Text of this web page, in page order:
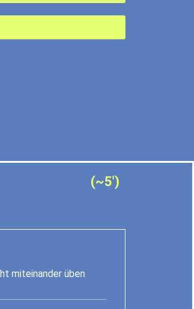
(~5')
miteinander üben